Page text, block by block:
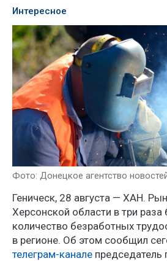
Интересное
Фото: Донецкое агентство
Геническ, 28 августа — ХАН.
Херсонской области в три
количество безработных
в регионе. Об этом сообщил
телеграм-канале председатель